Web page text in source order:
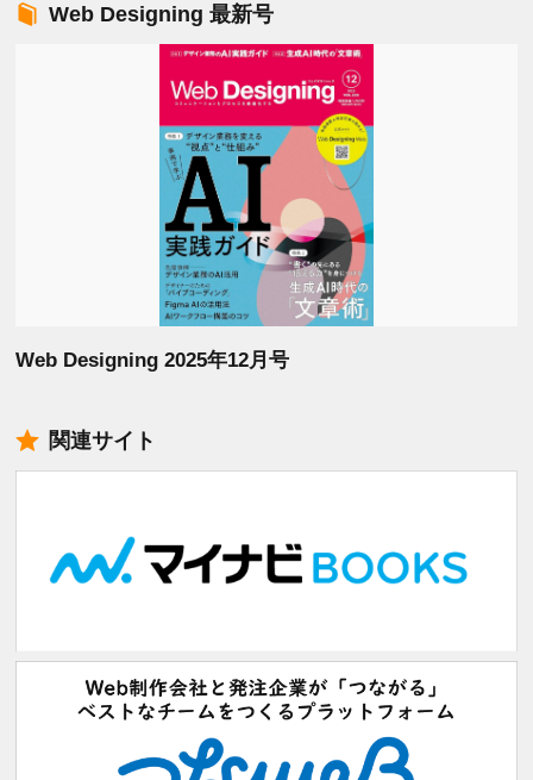
Web Designing 最新号
Web Designing 2025年12月号
関連サイト